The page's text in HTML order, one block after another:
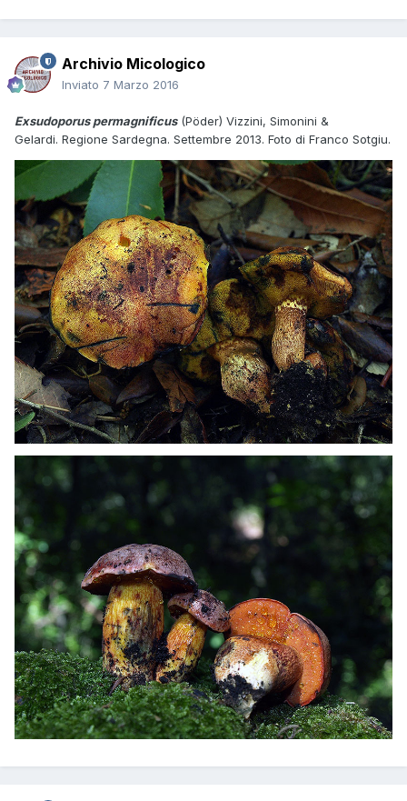
Archivio Micologico
Inviato 7 Marzo 2016
Exsudoporus permagnificus(Pöder) Vizzini, Simonini &
Gelardi. Regione Sardegna. Settembre 2013. Foto di Franco Sotgiu.